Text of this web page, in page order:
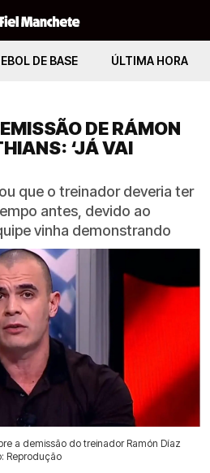
DE BASE ÚLTIMA HORA
DE RÁMON
‘JÁ VAI
que o treinador deveria ter
antes, devido ao
vinha demonstrando
a demissão do treinador Ramón Díaz
Reprodução